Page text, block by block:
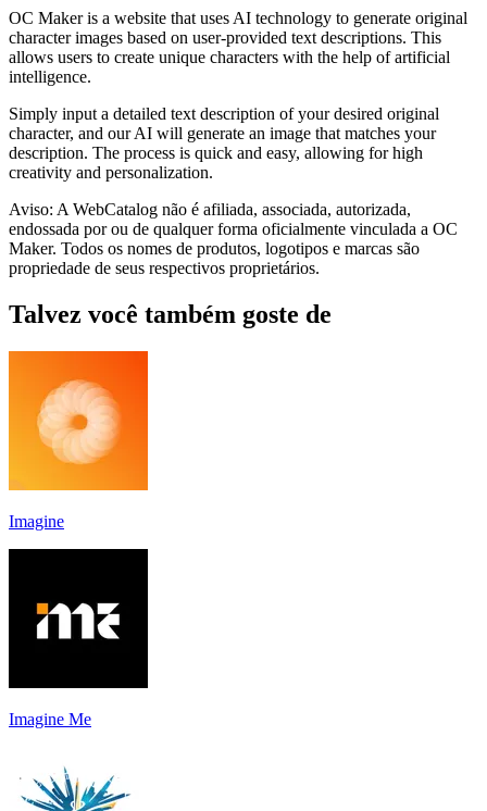
OC Maker is a website that uses AI technology to generate original
character images based on user-provided text descriptions. This
allows users to create unique characters with the help of artificial
intelligence.
Simply input a detailed text description of your desired original
character, and our AI will generate an image that matches your
description. The process is quick and easy, allowing for high
creativity and personalization.
Aviso: A WebCatalog não é afiliada, associada, autorizada,
endossada por ou de qualquer forma oficialmente vinculada a OC
Maker. Todos os nomes de produtos, logotipos e marcas são
propriedade de seus respectivos proprietários.
Talvez você também goste de
Imagine
Imagine Me